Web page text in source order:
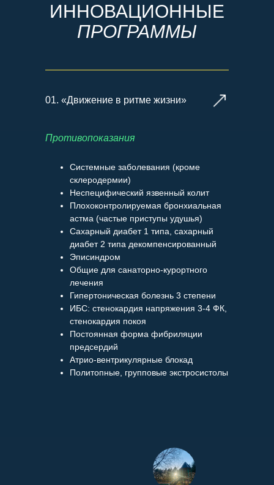
ИННОВАЦИОННЫЕ
ПРОГРАММЫ
01. «Движение в ритме жизни»
Системные заболевания (кроме
склеродермии)
Неспецифический язвенный колит
Плохоконтролируемая бронхиальная
астма (частые приступы удушья)
Сахарный диабет 1 типа, сахарный
диабет 2 типа декомпенсированный
Эписиндром
Общие для санаторно-курортного
лечения
Гипертоническая болезнь 3 степени
ИБС: стенокардия напряжения 3-4 ФК,
стенокардия покоя
Постоянная форма фибриляции
предсердий
Атрио-вентрикулярные блокад
Политопные, групповые экстросистолы
Противопоказания